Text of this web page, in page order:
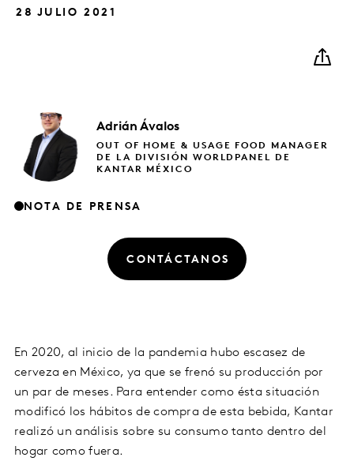
28 JULIO 2021
Adrián Ávalos
OUT OF HOME & USAGE FOOD MANAGER
DE LA DIVISIÓN WORLDPANEL DE
KANTAR MÉXICO
NOTA DE PRENSA
CONTÁCTANOS
En 2020, al inicio de la pandemia hubo escasez de
cerveza en México, ya que se frenó su producción por
un par de meses. Para entender como ésta situación
modificó los hábitos de compra de esta bebida, Kantar
realizó un análisis sobre su consumo tanto dentro del
hogar como fuera.